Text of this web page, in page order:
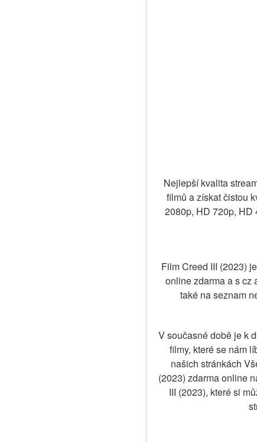
Nejlepší kvalita
filmů a získat čistou
2080p, HD 720p, HD
Film Creed III (2023)
online zdarma a s cz
také na seznam
V současné době je k
filmy, které se nám
našich stránkách
(2023) zdarma online
III (2023), které si